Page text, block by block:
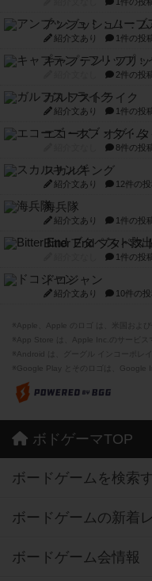
アンブッシュ！：ム
紹介文あり 1件の投
キャプテン・フリ
2件の投
ガルフストライク
紹介文あり 1件の投
エコーズ・オブ・
8件の投
スカルキング
紹介文あり 12件の
海兵隊
紹介文あり 1件の投
Bitter End ブタペス
1件の投
ドコジャン
紹介文あり 10件の
※Apple、Apple のロゴ は、米国およ
※App Store は、Apple Inc.のサービス
※Android は、グーグル インコーポレ
※Google Play とそのロゴは、Google
ボドゲーマTOP
ボードゲームを検索
ボードゲームの新着
ボードゲーム会情報